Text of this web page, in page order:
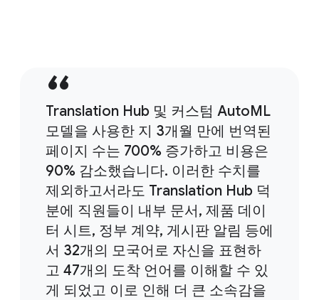
Translation Hub 및 커스텀 AutoML
모델을 사용한 지 3개월 만에 번역된
페이지 수는 700% 증가하고 비용은
90% 감소했습니다. 이러한 수치를
제외하고서라도 Translation Hub 덕
분에 직원들이 내부 문서, 제품 데이
터 시트, 정부 계약, 게시판 알림 등에
서 32개의 모국어로 자신을 표현하
고 47개의 도착 언어를 이해할 수 있
게 되었고 이로 인해 더 큰 소속감을